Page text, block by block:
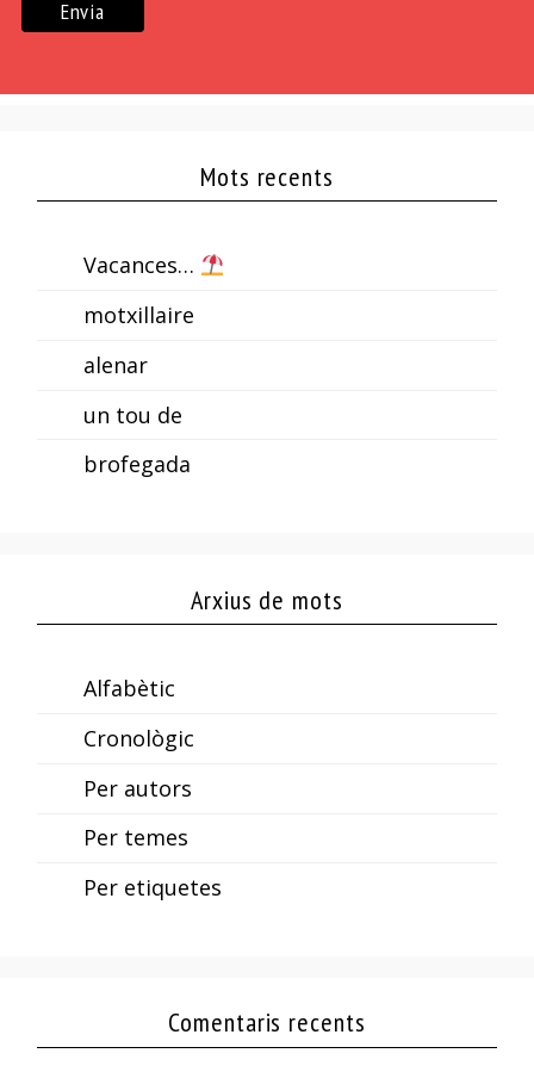
Mots recents
Vacances…
motxillaire
alenar
un tou de
brofegada
Arxius de mots
Alfabètic
Cronològic
Per autors
Per temes
Per etiquetes
Comentaris recents